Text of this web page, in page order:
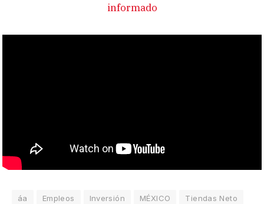
informado
áa Empleos Inversión MÉXICO
Tiendas Neto